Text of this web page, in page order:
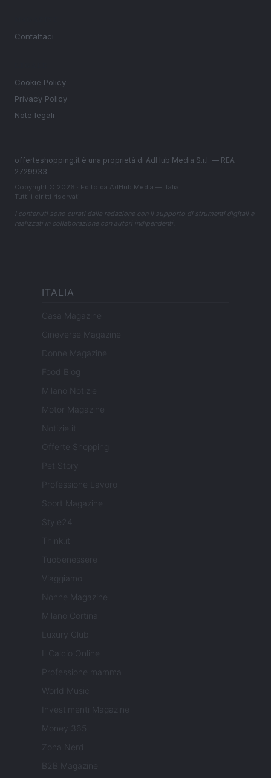
Contattaci
Cookie Policy
Privacy Policy
Note legali
offerteshopping.it è una proprietà di AdHub Media S.r.l. — REA
2729933
Copyright © 2026 · Edito da AdHub Media — Italia
Tutti i diritti riservati
I contenuti sono curati dalla redazione con il supporto di strumenti digitali e
realizzati in collaborazione con autori indipendenti.
ITALIA
Casa Magazine
Cineverse Magazine
Donne Magazine
Food Blog
Milano Notizie
Motor Magazine
Notizie.it
Offerte Shopping
Pet Story
Professione Lavoro
Sport Magazine
Style24
Think.it
Tuobenessere
Viaggiamo
Nonne Magazine
Milano Cortina
Luxury Club
Il Calcio Online
Professione mamma
World Music
Investimenti Magazine
Money 365
Zona Nerd
B2B Magazine